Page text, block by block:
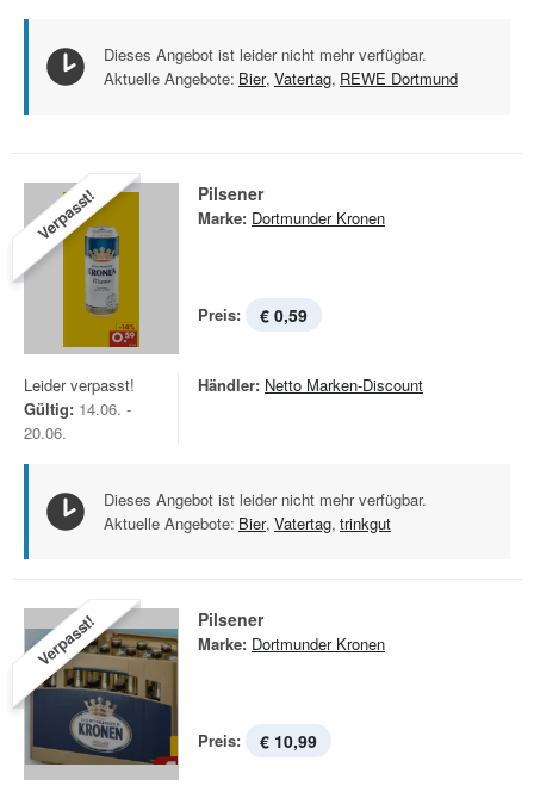
Dieses Angebot ist leider nicht mehr verfügbar.
Aktuelle Angebote: Bier, Vatertag, REWE Dortmund
Verpasst! Pilsener
Marke: Dortmunder Kronen
Preis: € 0,59
Leider verpasst!
Gültig: 14.06. -
20.06.
Händler: Netto Marken-Discount
Dieses Angebot ist leider nicht mehr verfügbar.
Aktuelle Angebote: Bier, Vatertag, trinkgut
Verpasst! Pilsener
Marke: Dortmunder Kronen
Preis: € 10,99